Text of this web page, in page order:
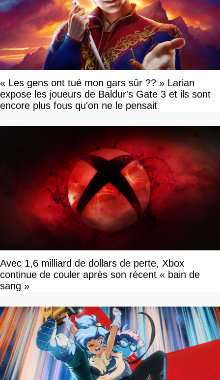
« Les gens ont tué mon gars sûr ?? » Larian
expose les joueurs de Baldur's Gate 3 et ils sont
encore plus fous qu'on ne le pensait
Avec 1,6 milliard de dollars de perte, Xbox
continue de couler après son récent « bain de
sang »